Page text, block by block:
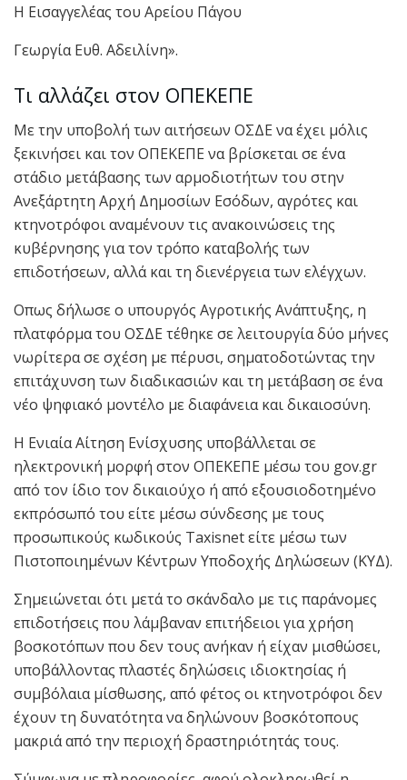
Η Εισαγγελέας του Αρείου Πάγου
Γεωργία Ευθ. Αδειλίνη».
Τι αλλάζει στον ΟΠΕΚΕΠΕ
Με την υποβολή των αιτήσεων ΟΣΔΕ να έχει μόλις
ξεκινήσει και τον ΟΠΕΚΕΠΕ να βρίσκεται σε ένα
στάδιο μετάβασης των αρμοδιοτήτων του στην
Ανεξάρτητη Αρχή Δημοσίων Εσόδων, αγρότες και
κτηνοτρόφοι αναμένουν τις ανακοινώσεις της
κυβέρνησης για τον τρόπο καταβολής των
επιδοτήσεων, αλλά και τη διενέργεια των ελέγχων.
Oπως δήλωσε ο υπουργός Αγροτικής Ανάπτυξης, η
πλατφόρμα του ΟΣΔΕ τέθηκε σε λειτουργία δύο μήνες
νωρίτερα σε σχέση με πέρυσι, σηματοδοτώντας την
επιτάχυνση των διαδικασιών και τη μετάβαση σε ένα
νέο ψηφιακό μοντέλο με διαφάνεια και δικαιοσύνη.
Η Ενιαία Αίτηση Ενίσχυσης υποβάλλεται σε
ηλεκτρονική μορφή στον ΟΠΕΚΕΠΕ μέσω του gov.gr
από τον ίδιο τον δικαιούχο ή από εξουσιοδοτημένο
εκπρόσωπό του είτε μέσω σύνδεσης με τους
προσωπικούς κωδικούς Taxisnet είτε μέσω των
Πιστοποιημένων Κέντρων Υποδοχής Δηλώσεων (ΚΥΔ).
Σημειώνεται ότι μετά το σκάνδαλο με τις παράνομες
επιδοτήσεις που λάμβαναν επιτήδειοι για χρήση
βοσκοτόπων που δεν τους ανήκαν ή είχαν μισθώσει,
υποβάλλοντας πλαστές δηλώσεις ιδιοκτησίας ή
συμβόλαια μίσθωσης, από φέτος οι κτηνοτρόφοι δεν
έχουν τη δυνατότητα να δηλώνουν βοσκότοπους
μακριά από την περιοχή δραστηριότητάς τους.